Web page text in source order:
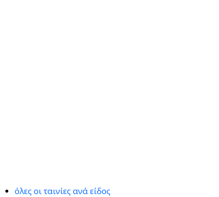
όλες οι ταινίες ανά είδος